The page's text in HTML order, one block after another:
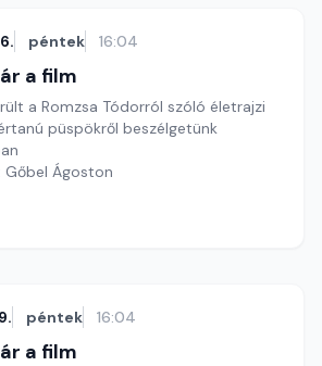
péntek 16:04
a film
a Romzsa Tódorról szóló életrajzi
püspökről beszélgetünk
Gőbel Ágoston
péntek 16:04
a film